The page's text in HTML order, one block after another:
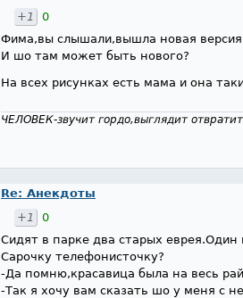
+1
0
Фима,вы слышали,вышла новая
И шо там может быть нового?
На всех рисунках есть мама и она
ЧЕЛОВЕК-звучит гордо,выглядит
Re: Анекдоты
+1
0
Сидят в парке два старых
Сарочку телефонисточку?
-Да помню,красавица была на весь
-Так я хочу вам сказать шо у меня с